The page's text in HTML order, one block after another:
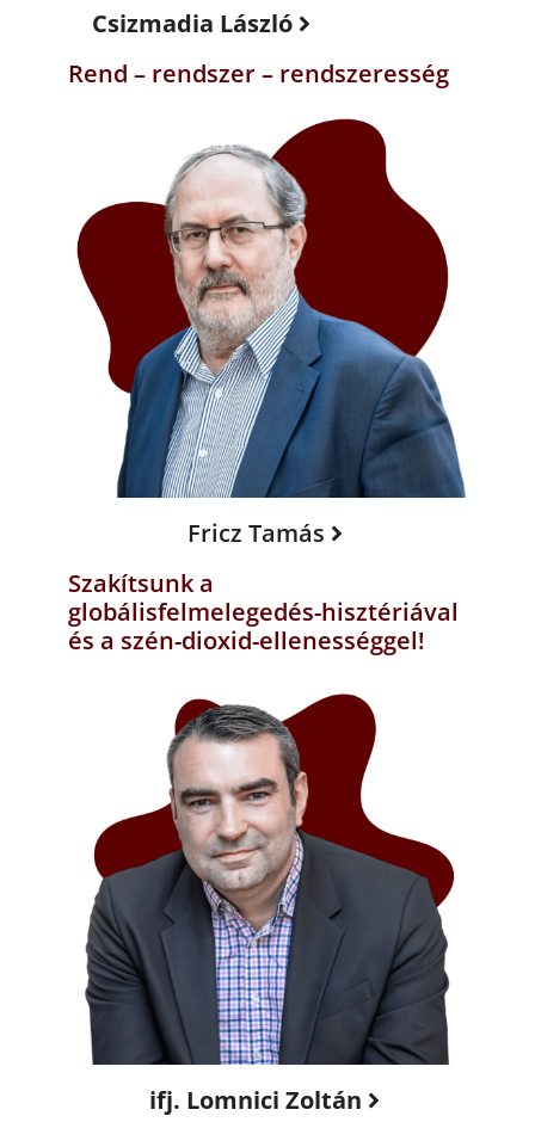
Csizmadia László
Rend – rendszer – rendszeresség
Fricz Tamás
Szakítsunk a
globálisfelmelegedés-hisztériával
és a szén-dioxid-ellenességgel!
ifj. Lomnici Zoltán